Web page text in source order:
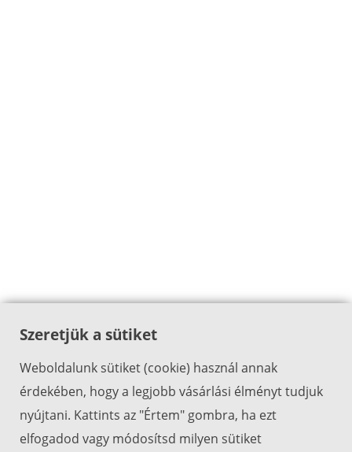
Szeretjük a sütiket
Weboldalunk sütiket (cookie) használ annak
érdekében, hogy a legjobb vásárlási élményt tudjuk
nyújtani. Kattints az "Értem" gombra, ha ezt
elfogadod vagy módosítsd milyen sütiket